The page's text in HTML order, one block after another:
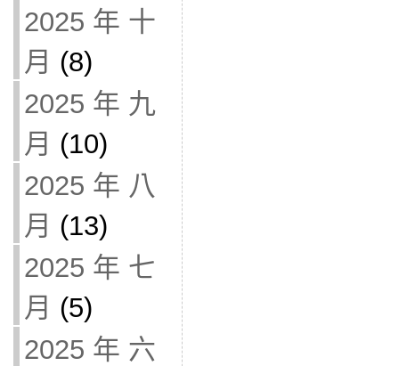
2025 年 十
月 (8)
2025 年 九
月 (10)
2025 年 八
月 (13)
2025 年 七
月 (5)
2025 年 六